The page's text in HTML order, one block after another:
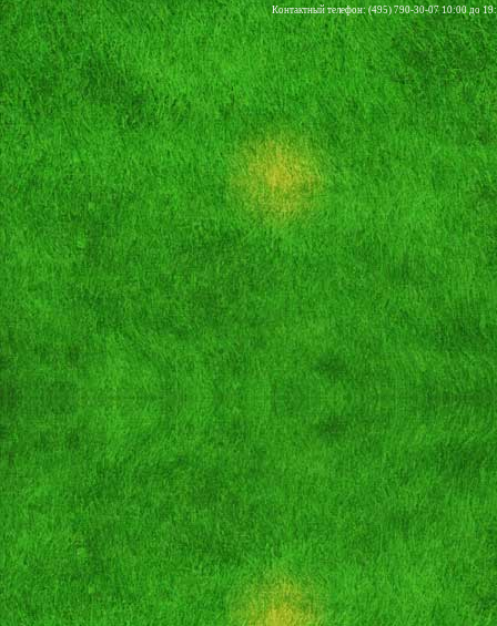
Контактный телефон: (495) 790-30-07 10:00 до